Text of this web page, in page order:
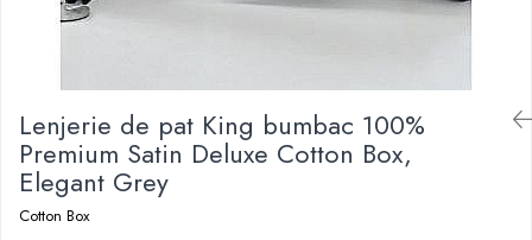
Lenjerie de pat King bumbac 100%
Premium Satin Deluxe Cotton Box,
Elegant Grey
Cotton Box